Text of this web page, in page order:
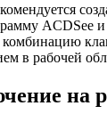
ACDSee
комбинацию
в рабочей
на